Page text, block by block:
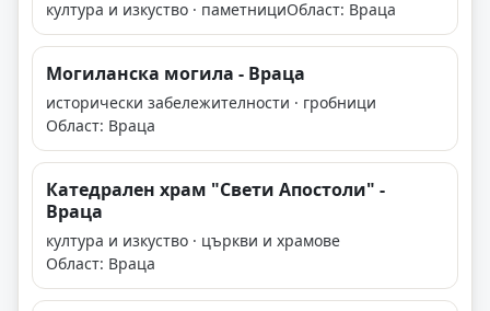
култура и изкуство · паметнициОбласт: Враца
Могиланска могила - Враца
исторически забележителности · гробници
Област: Враца
Катедрален храм "Свети Апостоли" -
Враца
култура и изкуство · църкви и храмове
Област: Враца